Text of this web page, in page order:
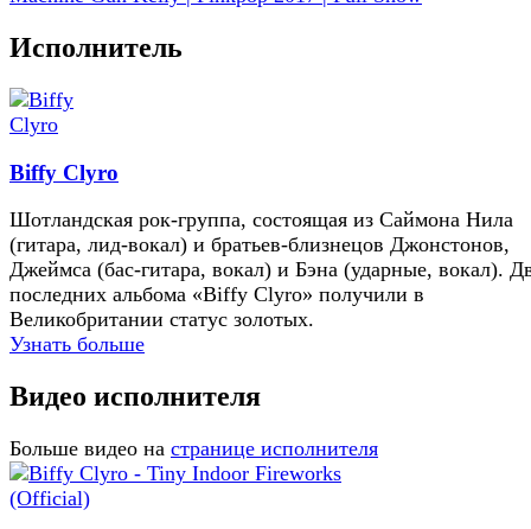
Исполнитель
Biffy Clyro
Шотландская рок-группа, состоящая из Саймона Нила
(гитара, лид-вокал) и братьев-близнецов Джонстонов,
Джеймса (бас-гитара, вокал) и Бэна (ударные, вокал).
последних альбома «Biffy Clyro» получили в
Великобритании статус золотых.
Узнать больше
Видео исполнителя
Больше видео на странице исполнителя